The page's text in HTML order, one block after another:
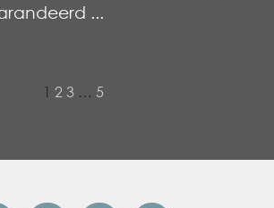
...
1 2 3 … 5